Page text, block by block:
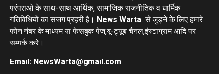
परंपराओ के साथ-साथ आर्थिक, सामाजिक राजनीतिक व धार्मिक
गतिविधियों का सजग प्रहरी है। News Warta से जुड़ने के लिए हमारे
फोन नंबर के माध्यम या फेसबुक पेज,यू-ट्यूब चैनल,इंस्टाग्राम आदि पर
सम्पर्क करे।
Email: NewsWarta@gmail.com